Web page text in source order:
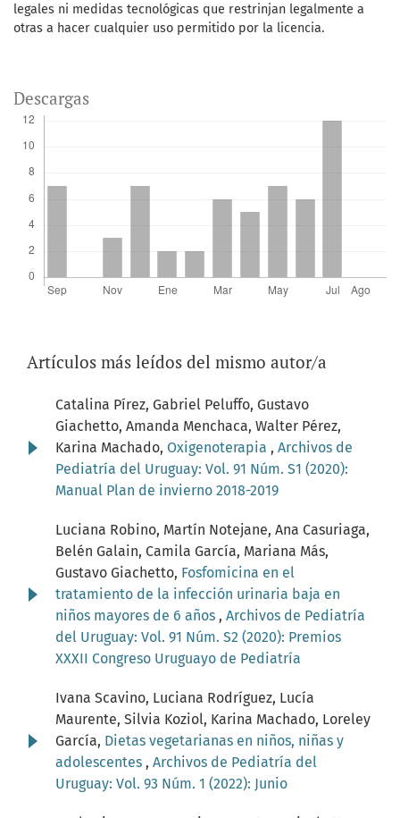
legales ni medidas tecnológicas que restrinjan legalmente a
otras a hacer cualquier uso permitido por la licencia.
Descargas
Artículos más leídos del mismo autor/a
Catalina Pírez, Gabriel Peluffo, Gustavo
Giachetto, Amanda Menchaca, Walter Pérez,
Karina Machado, Oxigenoterapia , Archivos de
Pediatría del Uruguay: Vol. 91 Núm. S1 (2020):
Manual Plan de invierno 2018-2019
Luciana Robino, Martín Notejane, Ana Casuriaga,
Belén Galain, Camila García, Mariana Más,
Gustavo Giachetto, Fosfomicina en el
tratamiento de la infección urinaria baja en
niños mayores de 6 años , Archivos de Pediatría
del Uruguay: Vol. 91 Núm. S2 (2020): Premios
XXXII Congreso Uruguayo de Pediatría
Ivana Scavino, Luciana Rodríguez, Lucía
Maurente, Silvia Koziol, Karina Machado, Loreley
García, Dietas vegetarianas en niños, niñas y
adolescentes , Archivos de Pediatría del
Uruguay: Vol. 93 Núm. 1 (2022): Junio